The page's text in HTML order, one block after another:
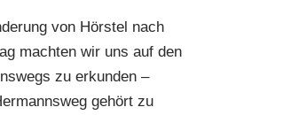
von Hörstel nach
machten wir uns auf den
zu erkunden –
gehört zu